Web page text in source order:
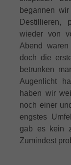
begannen
Destillieren,
wieder von
Abend
doch die
betrunken
Augenlicht
haben wir
noch einer
engstes
gab es kein
Zumindest